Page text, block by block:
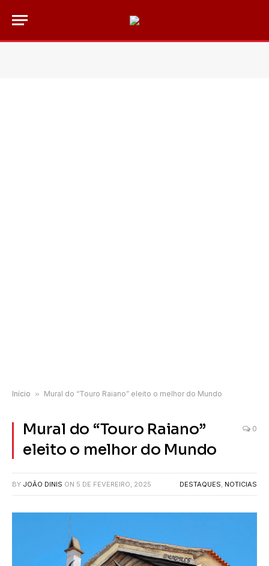
Início » Mural do “Touro Raiano” eleito o melhor do Mundo
Mural do “Touro Raiano”
eleito o melhor do Mundo
0
BY JOÃO DINIS ON 5 DE FEVEREIRO, 2025 DESTAQUES, NOTICIAS